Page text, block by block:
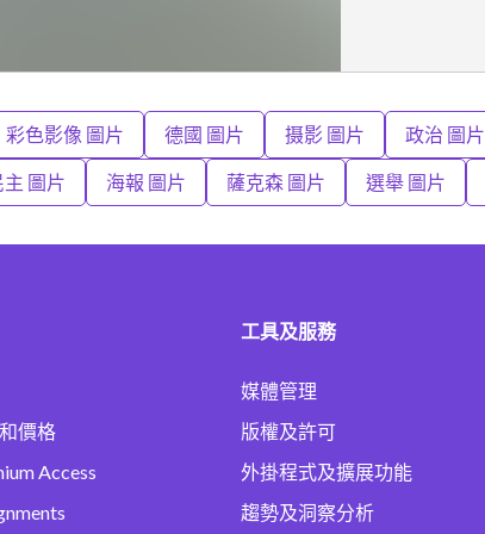
彩色影像 圖片 德國 圖片 摄影 圖片 政治 圖片
主 圖片 海報 圖片 薩克森 圖片 選舉 圖片
價格
Access
工具及服務
媒體管理
版權及許可
外掛程式及擴展功能
趨勢及洞察分析